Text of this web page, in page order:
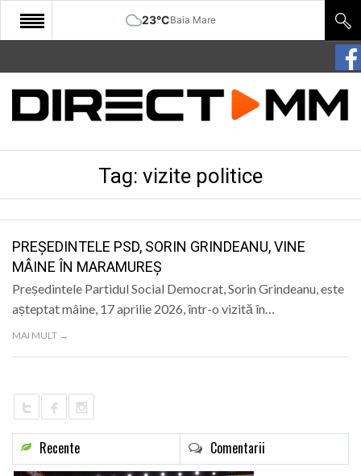
23°CBaia Mare
START
COMUNITATE
SANATATE
SPORT
SPECIAL
POLITIC
Tag: vizite politice
PREȘEDINTELE PSD, SORIN GRINDEANU, VINE
MÂINE ÎN MARAMUREȘ
Președintele Partidul Social Democrat, Sorin Grindeanu, este
așteptat mâine, 17 aprilie 2026, într-o vizită în…
MAI MULT →
Recente Comentarii